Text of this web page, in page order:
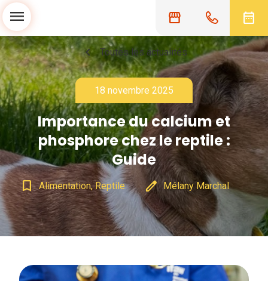
storefront date_range
menu
chevron_left Toutes les actualités
18 novembre 2025
Importance du calcium et
phosphore chez le reptile :
Guide
bookmark_border Alimentation, Reptile edit Mélany Marchal